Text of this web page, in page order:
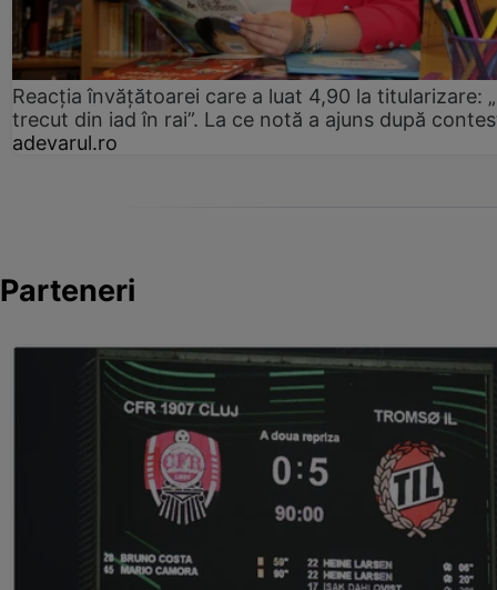
Reacția învățătoarei care a luat 4,90 la titularizare:
trecut din iad în rai”. La ce notă a ajuns după
adevarul.ro
Parteneri